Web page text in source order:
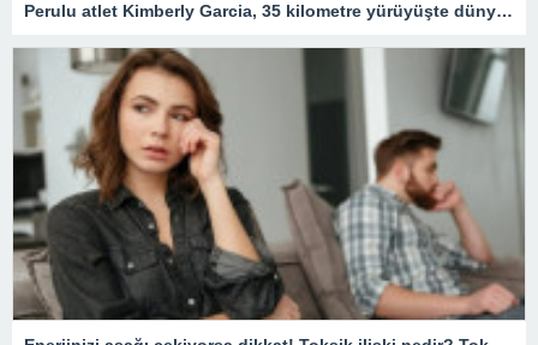
Perulu atlet Kimberly Garcia, 35 kilometre yürüyüşte dünya rekoru kırdı – Son Dakika Spor Haberleri